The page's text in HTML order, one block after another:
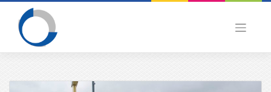
Skip
content